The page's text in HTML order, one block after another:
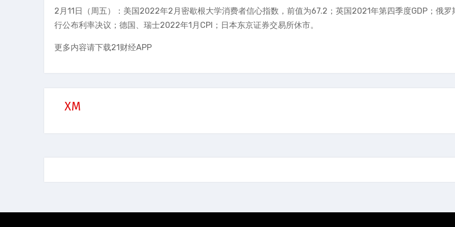
2月11日（周五）：美国2022年2月密歇根大学消费者信心指数，前值为67.2；英国2021年第四季度GDP；俄罗
行公布利率决议；德国、瑞士2022年1月CPI；日本东京证券交易所休市。
更多内容请下载21财经APP
XM